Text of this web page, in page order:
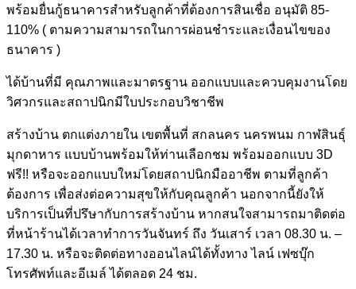
พร้อมยื่นกู้ธนาคารสำหรับลูกค้าที่ต้องการสินเชื่อ อนุมัติ 85-
110% ( ตามความสามารถในการผ่อนชำระและเงื่อนไขของ
ธนาคาร )
ได้บ้านที่มี คุณภาพและมาตรฐาน ออกแบบและควบคุมงานโดย
วิศวกรและสถาปนิกมีใบประกอบวิชาชีพ
สร้างบ้าน ตกแต่งภายใน เขตพื้นที่ สกลนคร นครพนม กาฬสินธุ์
มุกดาหาร แบบบ้านพร้อมให้ท่านเลือกชม พร้อมออกแบบ 3D
ฟรี!! หรือจะออกแบบใหม่โดยสถาปนิกมืออาชีพ ตามที่ลูกค้า
ต้องการ เพื่อส่งต่อความสุขให้กับคุณลูกค้า นอกจากนี้ยังให้
บริการเป็นที่ปรึษากับการสร้างบ้าน หากสนใจสามารถมาติดต่อ
ที่หน้าร้านได้เวลาทำการวันจันทร์ ถึง วันเสาร์ เวลา 08.30 น. –
17.30 น. หรือจะติดต่อทางออนไลน์ได้ทั้งทาง ไลน์ เฟซบุ๊ก
โทรศัพท์และอีเมล์ ได้ตลอด 24 ชม.